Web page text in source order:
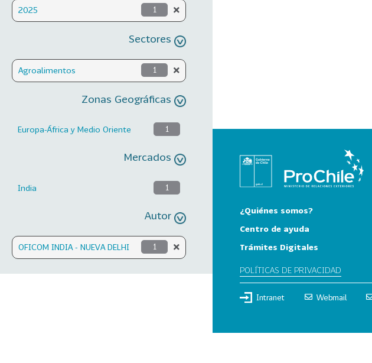
2025 1
Sectores
Agroalimentos 1
Zonas Geográficas
Europa-África y Medio Oriente 1
Mercados
India 1
Autor
OFICOM INDIA - NUEVA DELHI 1
¿Quiénes somos?
Centro de ayuda
Trámites Digitales
POLÍTICAS DE PRIVACIDAD
Intranet Webmail